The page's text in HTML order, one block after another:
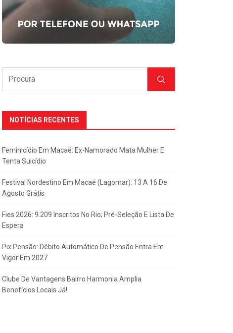
NOTÍCIAS RECENTES
Feminicídio Em Macaé: Ex-Namorado Mata Mulher E
Tenta Suicídio
Festival Nordestino Em Macaé (Lagomar): 13 A 16 De
Agosto Grátis
Fies 2026: 9.209 Inscritos No Rio; Pré-Seleção E Lista De
Espera
Pix Pensão: Débito Automático De Pensão Entra Em
Vigor Em 2027
Clube De Vantagens Bairro Harmonia Amplia
Benefícios Locais Já!